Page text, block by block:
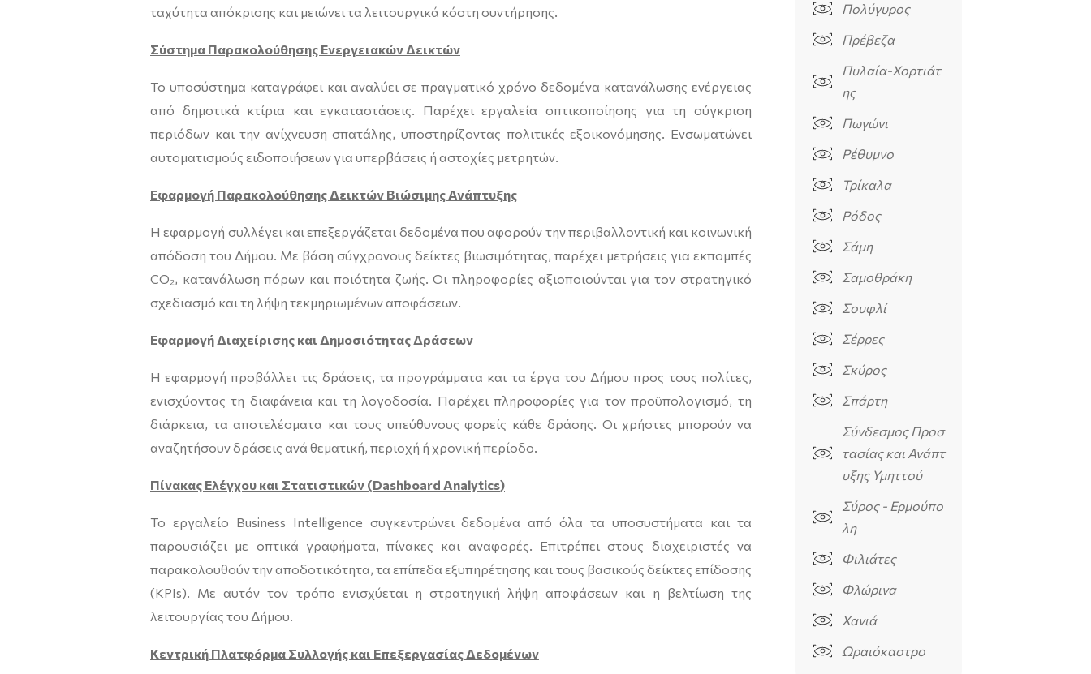
ταχύτητα απόκρισης και μειώνει τα λειτουργικά κόστη συντήρησης.
Σύστημα Παρακολούθησης Ενεργειακών Δεικτών
Το υποσύστημα καταγράφει και αναλύει σε πραγματικό χρόνο δεδομένα κατανάλωσης ενέργειας
από δημοτικά κτίρια και εγκαταστάσεις. Παρέχει εργαλεία οπτικοποίησης για τη σύγκριση
περιόδων και την ανίχνευση σπατάλης, υποστηρίζοντας πολιτικές εξοικονόμησης. Ενσωματώνει
αυτοματισμούς ειδοποιήσεων για υπερβάσεις ή αστοχίες μετρητών.
Εφαρμογή Παρακολούθησης Δεικτών Βιώσιμης Ανάπτυξης
Η εφαρμογή συλλέγει και επεξεργάζεται δεδομένα που αφορούν την περιβαλλοντική και κοινωνική
απόδοση του Δήμου. Με βάση σύγχρονους δείκτες βιωσιμότητας, παρέχει μετρήσεις για εκπομπές
CO₂, κατανάλωση πόρων και ποιότητα ζωής. Οι πληροφορίες αξιοποιούνται για τον στρατηγικό
σχεδιασμό και τη λήψη τεκμηριωμένων αποφάσεων.
Εφαρμογή Διαχείρισης και Δημοσιότητας Δράσεων
Η εφαρμογή προβάλλει τις δράσεις, τα προγράμματα και τα έργα του Δήμου προς τους πολίτες,
ενισχύοντας τη διαφάνεια και τη λογοδοσία. Παρέχει πληροφορίες για τον προϋπολογισμό, τη
διάρκεια, τα αποτελέσματα και τους υπεύθυνους φορείς κάθε δράσης. Οι χρήστες μπορούν να
αναζητήσουν δράσεις ανά θεματική, περιοχή ή χρονική περίοδο.
Πίνακας Ελέγχου και Στατιστικών (Dashboard Analytics)
Το εργαλείο Business Intelligence συγκεντρώνει δεδομένα από όλα τα υποσυστήματα και τα
παρουσιάζει με οπτικά γραφήματα, πίνακες και αναφορές. Επιτρέπει στους διαχειριστές να
παρακολουθούν την αποδοτικότητα, τα επίπεδα εξυπηρέτησης και τους βασικούς δείκτες επίδοσης
(KPIs). Με αυτόν τον τρόπο ενισχύεται η στρατηγική λήψη αποφάσεων και η βελτίωση της
λειτουργίας του Δήμου.
Κεντρική Πλατφόρμα Συλλογής και Επεξεργασίας Δεδομένων
Πολύγυρος
Πρέβεζα
Πυλαία-Χορτιάτ
ης
Πωγώνι
Ρέθυμνο
Τρίκαλα
Ρόδος
Σάμη
Σαμοθράκη
Σουφλί
Σέρρες
Σκύρος
Σπάρτη
Σύνδεσμος Προσ
τασίας και Ανάπτ
υξης Υμηττού
Σύρος - Ερμούπο
λη
Φιλιάτες
Φλώρινα
Χανιά
Ωραιόκαστρο